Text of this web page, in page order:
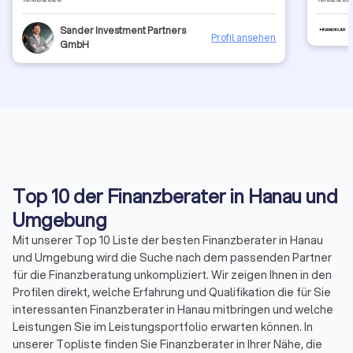
Sander Investment Partners
GmbH
Profil ansehen
Top 10 der Finanzberater in Hanau und
Umgebung
Mit unserer Top 10 Liste der besten Finanzberater in Hanau
und Umgebung wird die Suche nach dem passenden Partner
für die Finanzberatung unkompliziert. Wir zeigen Ihnen in den
Profilen direkt, welche Erfahrung und Qualifikation die für Sie
interessanten Finanzberater in Hanau mitbringen und welche
Leistungen Sie im Leistungsportfolio erwarten können. In
unserer Topliste finden Sie Finanzberater in Ihrer Nähe, die